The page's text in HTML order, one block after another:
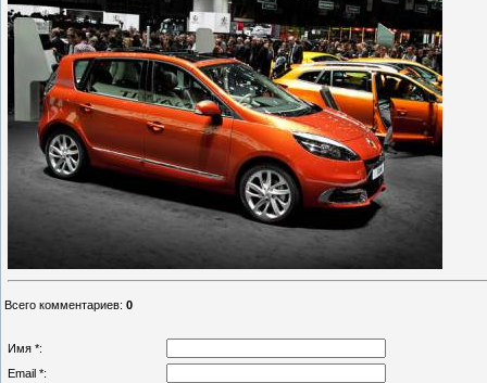
Всего комментариев: 0
Имя *:
Email *: